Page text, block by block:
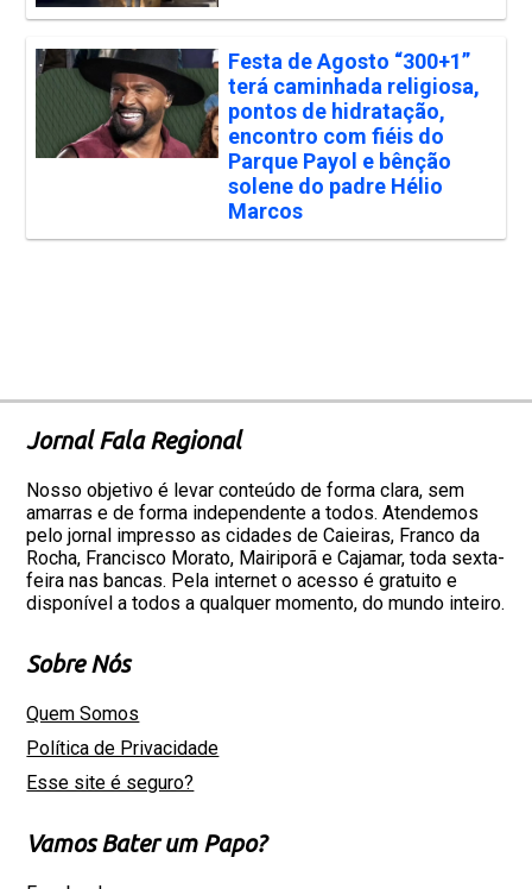
Festa de Agosto “300+1”
terá caminhada religiosa,
pontos de hidratação,
encontro com fiéis do
Parque Payol e bênção
solene do padre Hélio
Marcos
Jornal Fala Regional
Nosso objetivo é levar conteúdo de forma clara, sem
amarras e de forma independente a todos. Atendemos
pelo jornal impresso as cidades de Caieiras, Franco da
Rocha, Francisco Morato, Mairiporã e Cajamar, toda sexta-
feira nas bancas. Pela internet o acesso é gratuito e
disponível a todos a qualquer momento, do mundo inteiro.
Sobre Nós
Quem Somos
Política de Privacidade
Esse site é seguro?
Vamos Bater um Papo?